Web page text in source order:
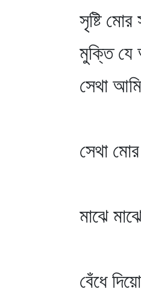
সৃষ্টি মোর
মুক্তি যে
সেথা
সেথা
মাঝে
বেঁধে